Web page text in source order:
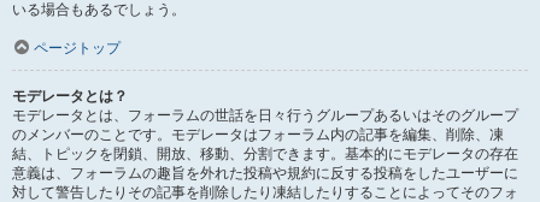
いる場合もあるでしょう。
ページトップ
モデレータとは？
モデレータとは、フォーラムの世話を日々行うグループあるいはそのグループ
のメンバーのことです。モデレータはフォーラム内の記事を編集、削除、凍
結、トピックを閉鎖、開放、移動、分割できます。基本的にモデレータの存在
意義は、フォーラムの趣旨を外れた投稿や規約に反する投稿をしたユーザーに
対して警告したりその記事を削除したり凍結したりすることによってそのフォ